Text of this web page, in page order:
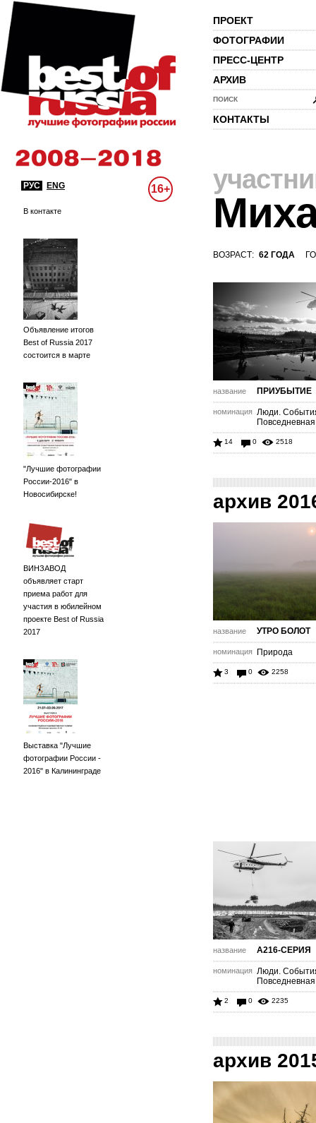
ПРОЕКТ
ФОТОГРАФИИ
ПРЕСС-ЦЕНТР
АРХИВ
ПОИСК
КОНТАКТЫ
РУС ENG 16+
В контакте
Объявление итогов
Best of Russia 2017
состоится в марте
"Лучшие фотографии
России-2016" в
Новосибирске!
ВИНЗАВОД
объявляет старт
приема работ для
участия в юбилейном
проекте Best of Russia
2017
Выставка "Лучшие
фотографии России -
2016" в Калининграде
ВОЗРАСТ: 62 ГОДА
название ПРИУБЫТИЕ
номинация Люди.
14 0 2518
архив
название УТРО БОЛОТ
номинация Природа
3 0 2258
название А216-СЕРИЯ
номинация Люди.
2 0 2235
архив